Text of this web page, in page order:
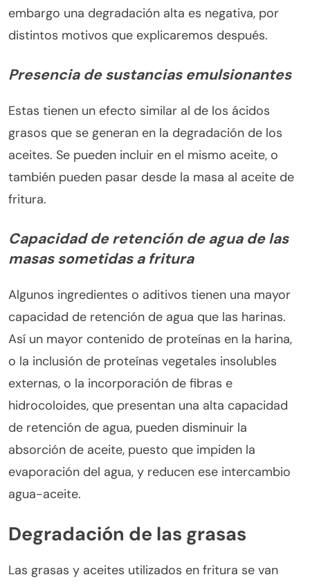
embargo una degradación alta es negativa, por
distintos motivos que explicaremos después.
Presencia de sustancias emulsionantes
Estas tienen un efecto similar al de los ácidos
grasos que se generan en la degradación de los
aceites. Se pueden incluir en el mismo aceite, o
también pueden pasar desde la masa al aceite de
fritura.
Capacidad de retención de agua de las
masas sometidas a fritura
Algunos ingredientes o aditivos tienen una mayor
capacidad de retención de agua que las harinas.
Así un mayor contenido de proteínas en la harina,
o la inclusión de proteínas vegetales insolubles
externas, o la incorporación de fibras e
hidrocoloides, que presentan una alta capacidad
de retención de agua, pueden disminuir la
absorción de aceite, puesto que impiden la
evaporación del agua, y reducen ese intercambio
agua-aceite.
Degradación de las grasas
Las grasas y aceites utilizados en fritura se van